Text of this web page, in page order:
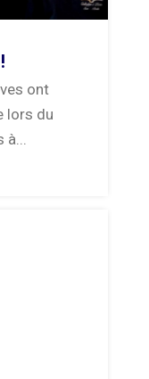
ont
lors du